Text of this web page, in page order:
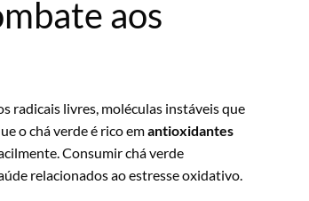
aos
radicais livres, moléculas instáveis que
o chá verde é rico emantioxidantes
Consumir chá verde
relacionados ao estresse oxidativo.